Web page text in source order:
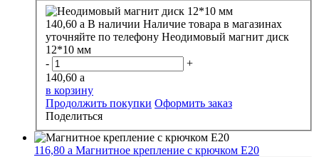
140,60 a В наличии Наличие товара в магазинах
уточняйте по телефону Неодимовый магнит диск
12*10 мм
-
+
140,60 a
в корзину
Продолжить покупки Оформить заказ
Поделиться
116,80 a Магнитное крепление с крючком E20